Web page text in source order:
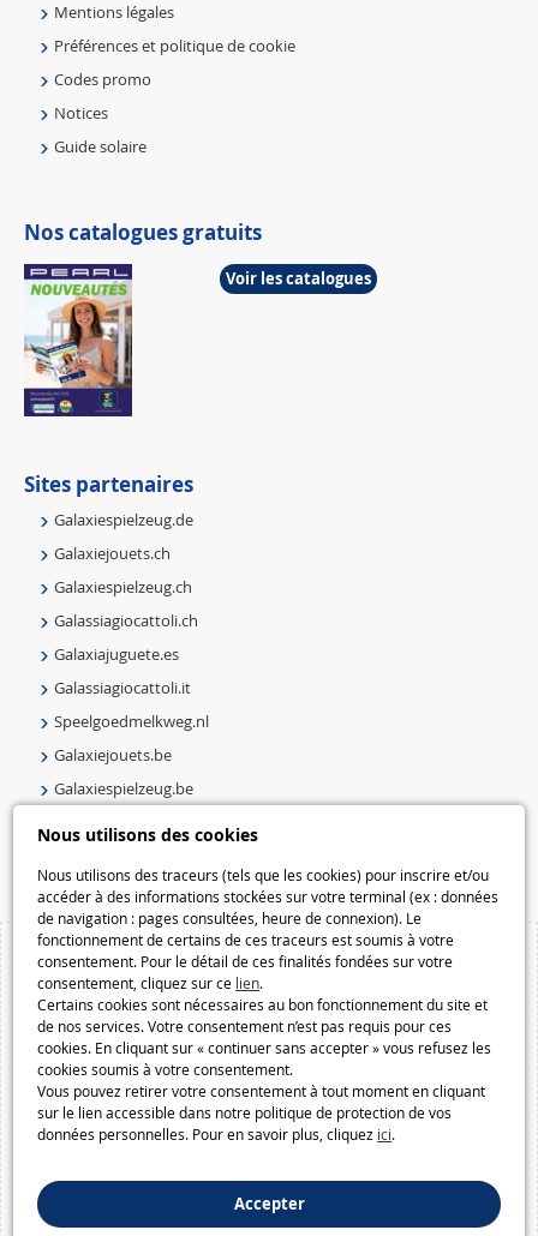
Nous utilisons des cookies
Nous utilisons des traceurs (tels que les cookies) pour inscrire et/ou
accéder à des informations stockées sur votre terminal (ex : données
de navigation : pages consultées, heure de connexion). Le
fonctionnement de certains de ces traceurs est soumis à votre
consentement. Pour le détail de ces finalités fondées sur votre
consentement, cliquez sur ce lien.
Certains cookies sont nécessaires au bon fonctionnement du site et
de nos services. Votre consentement n’est pas requis pour ces
cookies. En cliquant sur « continuer sans accepter » vous refusez les
cookies soumis à votre consentement.
Vous pouvez retirer votre consentement à tout moment en cliquant
sur le lien accessible dans notre politique de protection de vos
données personnelles. Pour en savoir plus, cliquez ici.
Accepter
Mentions légales
Préférences et politique de cookie
Codes promo
Notices
Guide solaire
Nos catalogues gratuits
Voir les catalogues
Sites partenaires
Galaxiespielzeug.de
Galaxiejouets.ch
Galaxiespielzeug.ch
Galassiagiocattoli.ch
Galaxiajuguete.es
Galassiagiocattoli.it
Speelgoedmelkweg.nl
Galaxiejouets.be
Galaxiespielzeug.be